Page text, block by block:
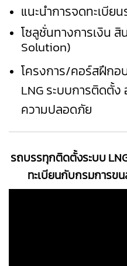
แนะนำการจดทะเบีย
โซลูชั่นทางการเงิน
Solution)
โครงการ/คอร์สฝึกอ
LNG ระบบการติดตั้
ความปลอดภัย
รถบรรทุกติดตั้งระบบ
ทะเบียนกับกรมการข